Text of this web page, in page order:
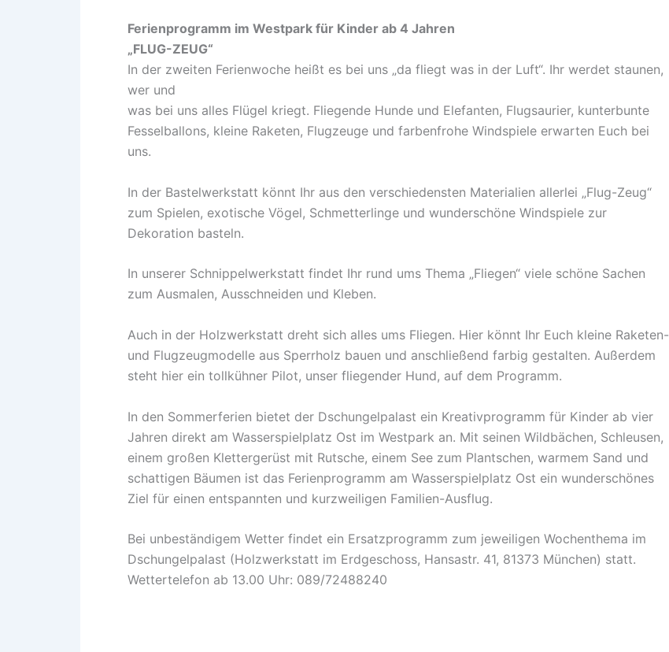
Ferienprogramm im Westpark für Kinder ab 4 Jahren
„FLUG-ZEUG“
In der zweiten Ferienwoche heißt es bei uns „da fliegt was in der Luft“. Ihr werdet staunen,
wer und
was bei uns alles Flügel kriegt. Fliegende Hunde und Elefanten, Flugsaurier, kunterbunte
Fesselballons, kleine Raketen, Flugzeuge und farbenfrohe Windspiele erwarten Euch bei
uns.
In der Bastelwerkstatt könnt Ihr aus den verschiedensten Materialien allerlei „Flug-Zeug“
zum Spielen, exotische Vögel, Schmetterlinge und wunderschöne Windspiele zur
Dekoration basteln.
In unserer Schnippelwerkstatt findet Ihr rund ums Thema „Fliegen“ viele schöne Sachen
zum Ausmalen, Ausschneiden und Kleben.
Auch in der Holzwerkstatt dreht sich alles ums Fliegen. Hier könnt Ihr Euch kleine Raketen-
und Flugzeugmodelle aus Sperrholz bauen und anschließend farbig gestalten. Außerdem
steht hier ein tollkühner Pilot, unser fliegender Hund, auf dem Programm.
In den Sommerferien bietet der Dschungelpalast ein Kreativprogramm für Kinder ab vier
Jahren direkt am Wasserspielplatz Ost im Westpark an. Mit seinen Wildbächen, Schleusen,
einem großen Klettergerüst mit Rutsche, einem See zum Plantschen, warmem Sand und
schattigen Bäumen ist das Ferienprogramm am Wasserspielplatz Ost ein wunderschönes
Ziel für einen entspannten und kurzweiligen Familien-Ausflug.
Bei unbeständigem Wetter findet ein Ersatzprogramm zum jeweiligen Wochenthema im
Dschungelpalast (Holzwerkstatt im Erdgeschoss, Hansastr. 41, 81373 München) statt.
Wettertelefon ab 13.00 Uhr: 089/72488240